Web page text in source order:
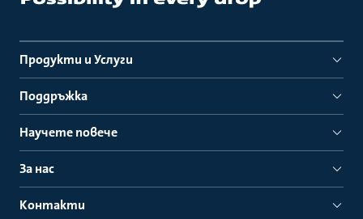
Продукти и Услуги
Поддръжка
Научете повече
За нас
Контакти